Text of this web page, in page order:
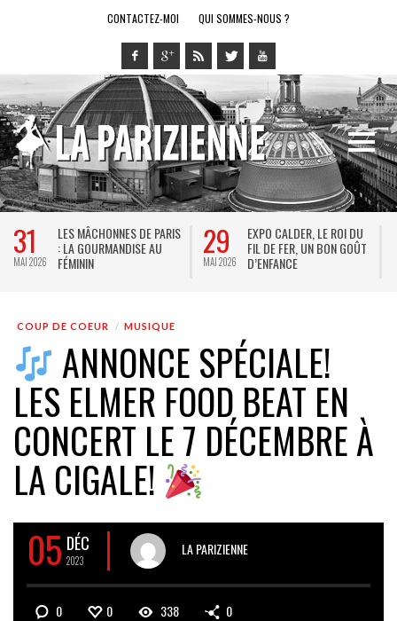
CONTACTEZ-MOI QUI SOMMES-NOUS ?
PARIS
AU
29
MAI 2026
EXPO CALDER, LE ROI DU
FIL DE FER, UN BON GOÛT
28
MAI 2026
LE RING DE
SPECTACLE EN
COUP DE COEUR MUSIQUE
ANNONCE SPÉCIALE!
LES ELMER FOOD BEAT EN
CONCERT LE 7 DÉCEMBRE À
LA CIGALE!
05 DÉC
2023
LA PARIZIENNE
0 0 338 0